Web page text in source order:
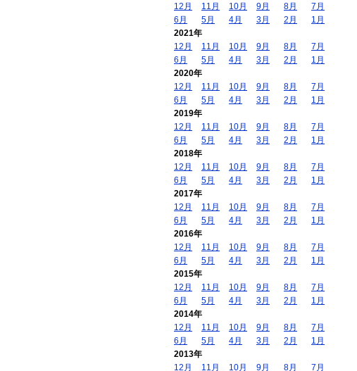
12月
11月 10月 9月 8月
7月
6月
5月 4月 3月 2月
1月
2021年
12月
11月 10月 9月 8月
7月
6月
5月 4月 3月 2月
1月
2020年
12月
11月 10月 9月 8月
7月
6月
5月 4月 3月 2月
1月
2019年
12月
11月 10月 9月 8月
7月
6月
5月 4月 3月 2月
1月
2018年
12月
11月 10月 9月 8月
7月
6月
5月 4月 3月 2月
1月
2017年
12月
11月 10月 9月 8月
7月
6月
5月 4月 3月 2月
1月
2016年
12月
11月 10月 9月 8月
7月
6月
5月 4月 3月 2月
1月
2015年
12月
11月 10月 9月 8月
7月
6月
5月 4月 3月 2月
1月
2014年
12月
11月 10月 9月 8月
7月
6月
5月 4月 3月 2月
1月
2013年
12月
11月 10月 9月 8月 7月